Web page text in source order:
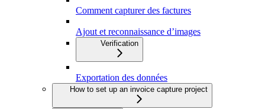
Comment capturer des factures
Ajout et reconnaissance d’images
Verification
Exportation des données
How to set up an invoice capture project